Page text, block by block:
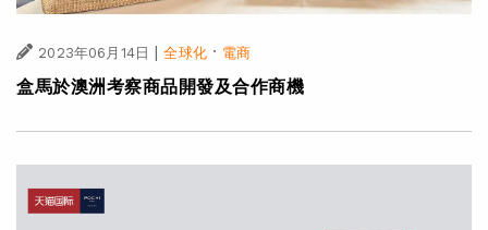
2023年06月14日 | 全球化· 電商
盒馬於澳洲考察商品開發及合作商機